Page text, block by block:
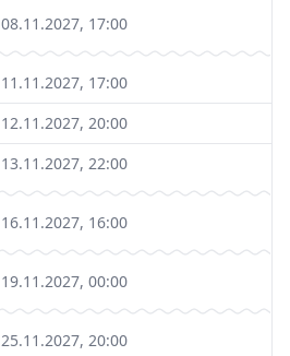
08.11.2027, 17:00
11.11.2027, 17:00
12.11.2027, 20:00
13.11.2027, 22:00
16.11.2027, 16:00
19.11.2027, 00:00
25.11.2027, 20:00